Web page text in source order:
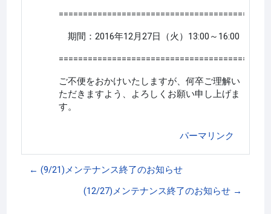
=========================================
期間：2016年12月27日（火）13:00～16:00
=========================================
ご不便をおかけいたしますが、何卒ご理解い
ただきますよう、よろしくお願い申し上げま
す。
パーマリンク
← (9/21)メンテナンス終了のお知らせ
(12/27)メンテナンス終了のお知らせ →